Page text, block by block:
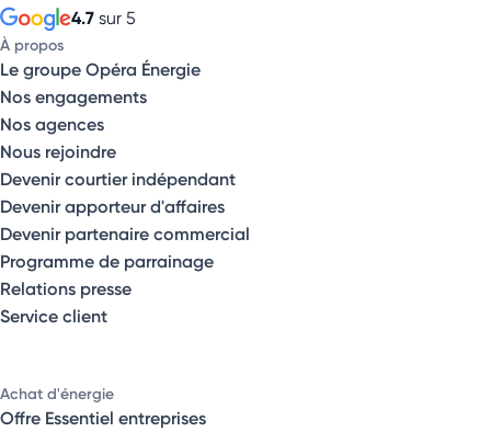
4.7 sur 5
À propos
Le groupe Opéra Énergie
Nos engagements
Nos agences
Nous rejoindre
Devenir courtier indépendant
Devenir apporteur d'affaires
Devenir partenaire commercial
Programme de parrainage
Relations presse
Service client
Achat d'énergie
Offre Essentiel entreprises